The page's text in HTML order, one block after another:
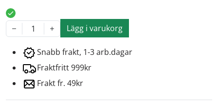
1 Lägg i varukorg
Snabb frakt, 1-3 arb.dagar
Fraktfritt 999kr
Frakt fr. 49kr